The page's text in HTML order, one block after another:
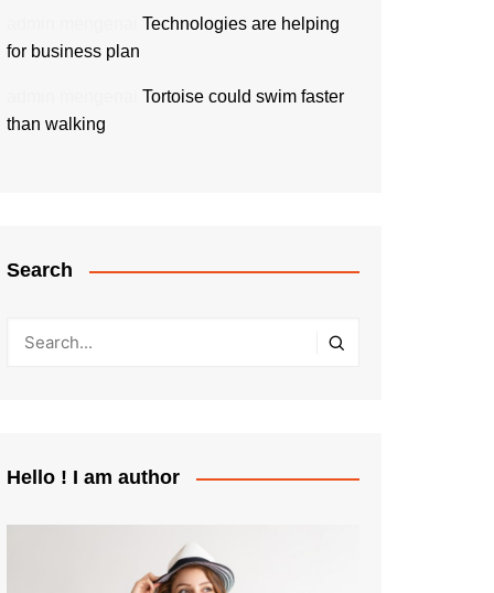
Technologies are helping
for business plan
Tortoise could swim faster
than walking
Search
Hello ! I am author